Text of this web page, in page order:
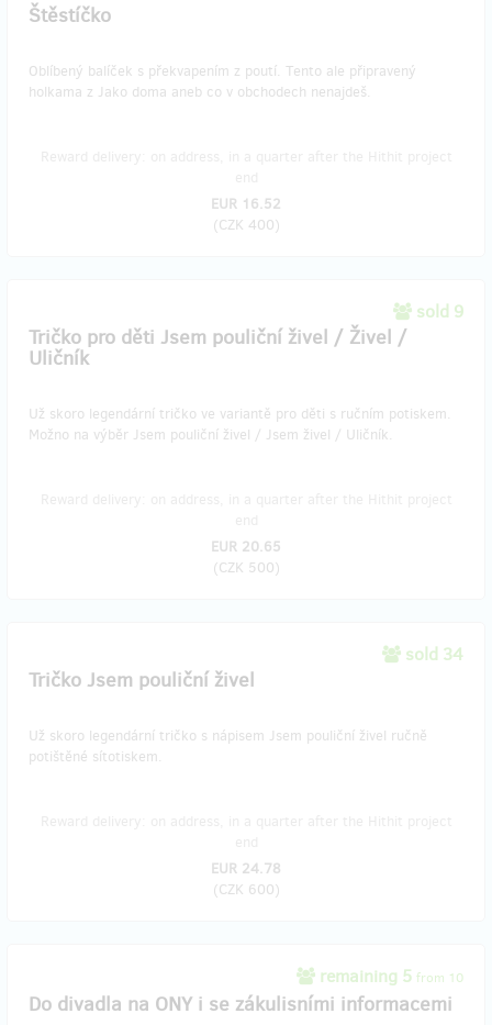
Štěstíčko
Oblíbený balíček s překvapením z poutí. Tento ale připravený
holkama z Jako doma aneb co v obchodech nenajdeš.
EUR 16.52
(CZK 400)
sold 9
Tričko pro děti Jsem pouliční živel / Živel /
Uličník
Už skoro legendární tričko ve variantě pro děti s ručním potiskem.
Možno na výběr Jsem pouliční živel / Jsem živel / Uličník.
EUR 20.65
(CZK 500)
sold 34
Tričko Jsem pouliční živel
Už skoro legendární tričko s nápisem Jsem pouliční živel ručně
potištěné sítotiskem.
EUR 24.78
(CZK 600)
remaining 5 from 10
Do divadla na ONY i se zákulisními informacemi